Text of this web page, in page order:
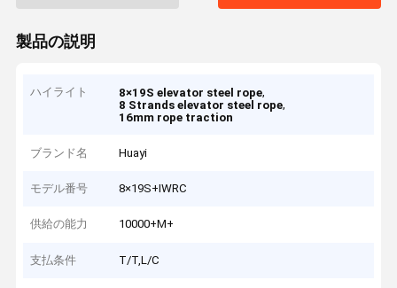
製品の説明
ハイライト 8×19S elevator steel rope,
8 Strands elevator steel rope,
16mm rope traction
ブランド名 Huayi
モデル番号 8×19S+IWRC
供給の能力 10000+M+
支払条件 T/T,L/C